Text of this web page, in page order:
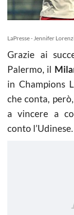
LaPresse - Jennifer
Grazie ai
Palermo, il
in Champions
che conta,
a vincere a
conto l’Udinese.